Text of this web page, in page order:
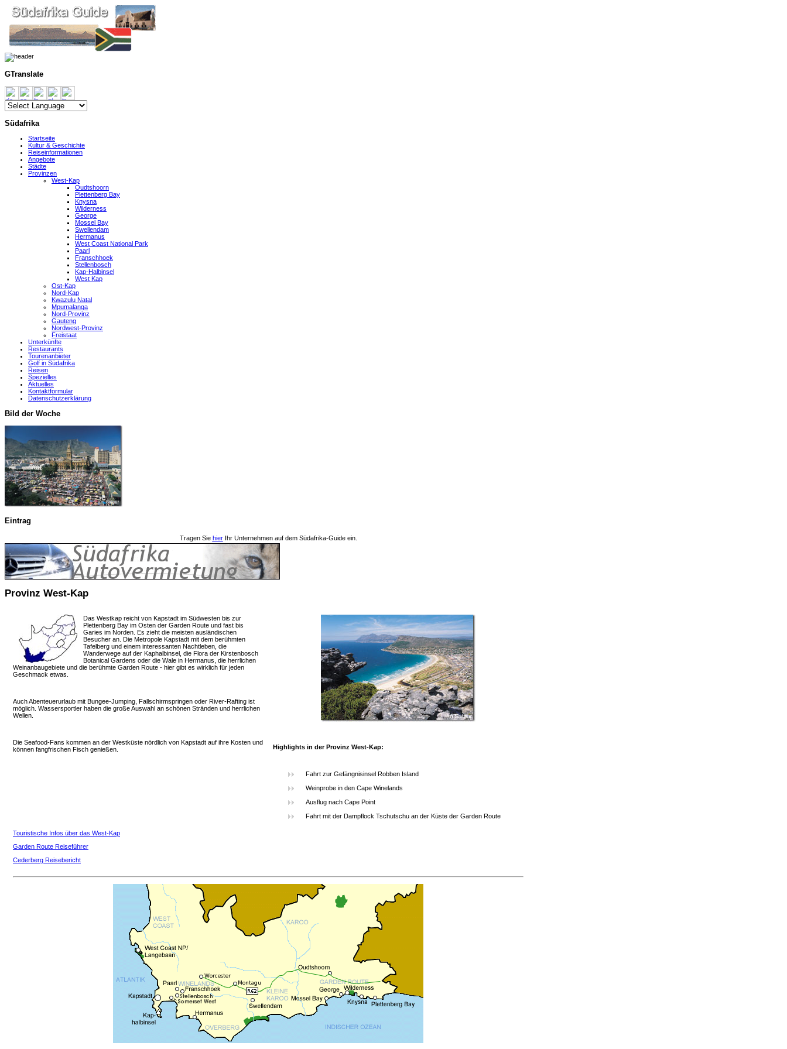
GTranslate
Südafrika
Startseite
Kultur & Geschichte
Reiseinformationen
Angebote
Städte
Provinzen
West-Kap
Oudtshoorn
Plettenberg Bay
Knysna
Wilderness
George
Mossel Bay
Swellendam
Hermanus
West Coast National Park
Paarl
Franschhoek
Stellenbosch
Kap-Halbinsel
West Kap
Ost-Kap
Nord-Kap
Kwazulu Natal
Mpumalanga
Nord-Provinz
Gauteng
Nordwest-Provinz
Freistaat
Unterkünfte
Restaurants
Tourenanbieter
Golf in Südafrika
Reisen
Spezielles
Aktuelles
Kontaktformular
Datenschutzerklärung
Bild der Woche
Eintrag
Tragen Sie hierIhr Unternehmen auf dem Südafrika-Guide ein.
Provinz West-Kap
Das Westkap reicht von Kapstadt im Südwesten bis zur
Plettenberg Bay im Osten der Garden Route und fast bis
Garies im Norden. Es zieht die meisten ausländischen
Besucher an. Die Metropole Kapstadt mit dem berühmten
Tafelberg und einem interessanten Nachtleben, die
Wanderwege auf der Kaphalbinsel, die Flora der Kirstenbosch
Botanical Gardens oder die Wale in Hermanus, die herrlichen
Weinanbaugebiete und die berühmte Garden Route - hier gibt es wirklich für jeden
Geschmack etwas.
Auch Abenteuerurlaub mit Bungee-Jumping, Fallschirmspringen oder River-Rafting ist
möglich. Wassersportler haben die große Auswahl an schönen Stränden und herrlichen
Wellen.
Die Seafood-Fans kommen an der Westküste nördlich von Kapstadt auf ihre Kosten und
können fangfrischen Fisch genießen.
Highlights in der Provinz West-Kap:
Fahrt zur Gefängnisinsel Robben Island
Weinprobe in den Cape Winelands
Ausflug nach Cape Point
Fahrt mit der Dampflock Tschutschu an der Küste der Garden Route
Touristische Infos über das West-Kap
Garden Route Reiseführer
Cederberg Reisebericht